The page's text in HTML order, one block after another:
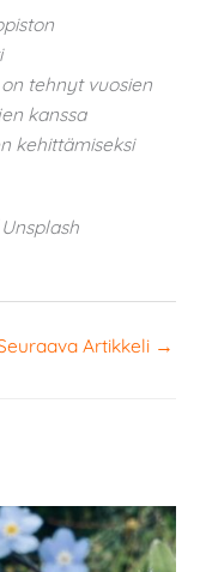
tehnyt vuosien
kanssa
kehittämiseksi
Artikkeli →